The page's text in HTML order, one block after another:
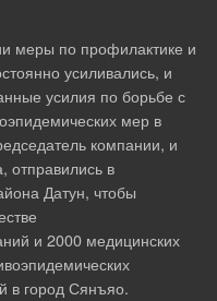
меры по профилактике и
усиливались, и
усилия по борьбе с
мер в
компании, и
отправились в
Датун, чтобы
и 2000 медицинских
в город Сянъяо.